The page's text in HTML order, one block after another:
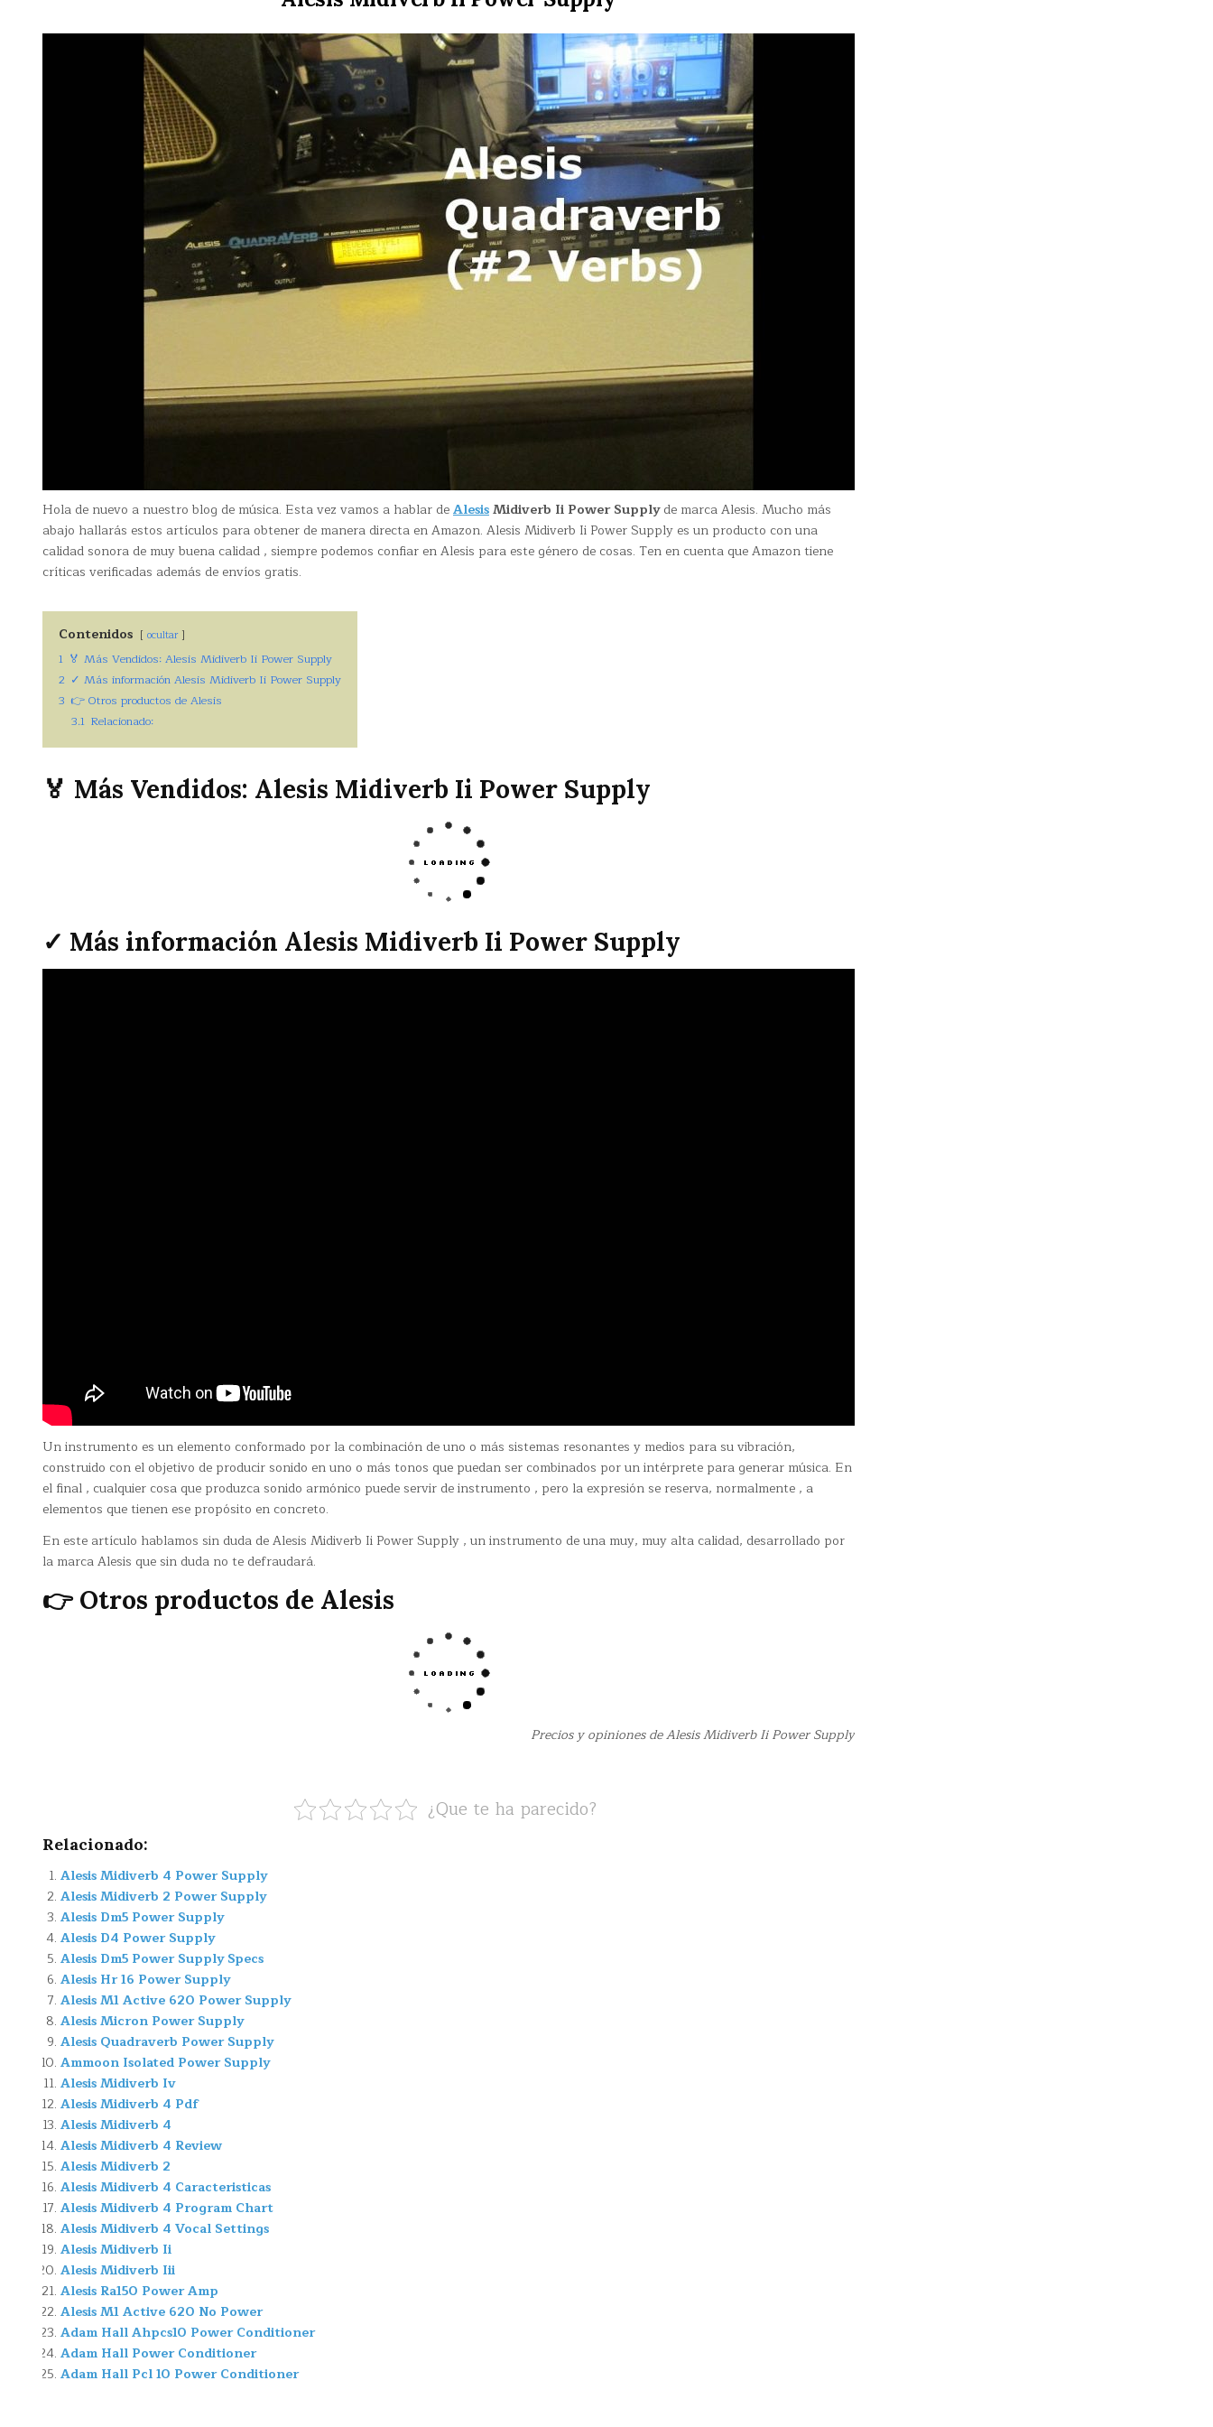
Hola de nuevo a nuestro blog de música. Esta vez vamos a hablar deAlesisMidiverb Ii Power Supplyde marca Alesis. Mucho más
abajo hallarás estos artículos para obtener de manera directa en Amazon. Alesis Midiverb Ii Power Supply es un producto con una
calidad sonora de muy buena calidad , siempre podemos confiar en Alesis para este género de cosas. Ten en cuenta que Amazon tiene
críticas verificadas además de envíos gratis.
Contenidos ocultar
1 🏅 Más Vendidos: Alesis Midiverb Ii Power Supply
2 ✓ Más información Alesis Midiverb Ii Power Supply
3 👉 Otros productos de Alesis
3.1 Relacionado:
🏅 Más Vendidos: Alesis Midiverb Ii Power Supply
✓ Más información Alesis Midiverb Ii Power Supply
Un instrumento es un elemento conformado por la combinación de uno o más sistemas resonantes y medios para su vibración,
construido con el objetivo de producir sonido en uno o más tonos que puedan ser combinados por un intérprete para generar música. En
el final , cualquier cosa que produzca sonido armónico puede servir de instrumento , pero la expresión se reserva, normalmente , a
elementos que tienen ese propósito en concreto.
En este artículo hablamos sin duda de Alesis Midiverb Ii Power Supply , un instrumento de una muy, muy alta calidad, desarrollado por
la marca Alesis que sin duda no te defraudará.
👉 Otros productos de Alesis
Precios y opiniones de Alesis Midiverb Ii Power Supply
¿Que te ha parecido?
Relacionado:
Alesis Midiverb 4 Power Supply
Alesis Midiverb 2 Power Supply
Alesis Dm5 Power Supply
Alesis D4 Power Supply
Alesis Dm5 Power Supply Specs
Alesis Hr 16 Power Supply
Alesis M1 Active 620 Power Supply
Alesis Micron Power Supply
Alesis Quadraverb Power Supply
Ammoon Isolated Power Supply
Alesis Midiverb Iv
Alesis Midiverb 4 Pdf
Alesis Midiverb 4
Alesis Midiverb 4 Review
Alesis Midiverb 2
Alesis Midiverb 4 Caracteristicas
Alesis Midiverb 4 Program Chart
Alesis Midiverb 4 Vocal Settings
Alesis Midiverb Ii
Alesis Midiverb Iii
Alesis Ra150 Power Amp
Alesis M1 Active 620 No Power
Adam Hall Ahpcs10 Power Conditioner
Adam Hall Power Conditioner
Adam Hall Pcl 10 Power Conditioner